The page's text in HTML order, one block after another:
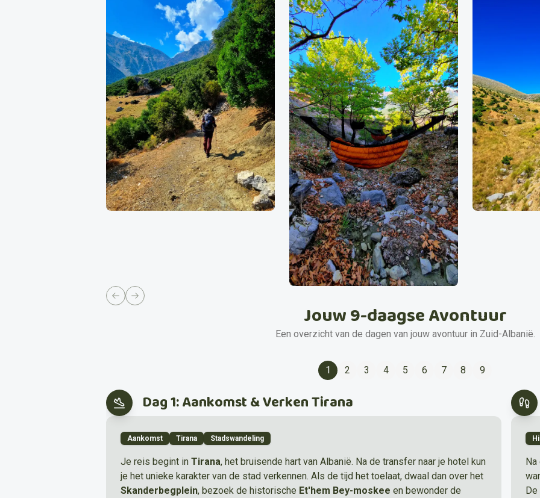
Previous slide
Next slide
Jouw 9-daagse Avontuur
Een overzicht van de dagen van jouw avontuur in Zuid-Albanië.
1 2 3 4 5 6 7 8 9
Dag 1: Aankomst & Verken Tirana
Aankomst Tirana Stadswandeling
Je reis begint in Tirana, het bruisende hart van Albanië. Na de transfer naar je hotel kun
je het unieke karakter van de stad verkennen. Als de tijd het toelaat, dwaal dan over het
Skanderbegplein, bezoek de historische Et'hem Bey-moskee en bewonder de
Na